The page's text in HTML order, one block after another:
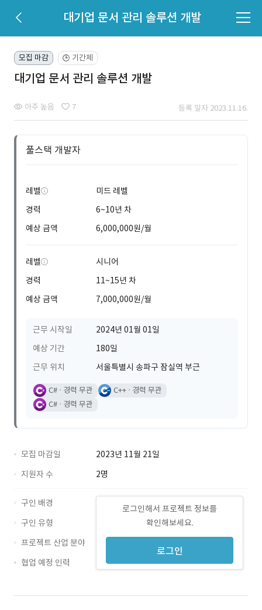
대기업 문서 관리 솔루션 개발
모집 마감 🕒 기간제
대기업 문서 관리 솔루션 개발
아주 높음 7 등록 일자 2023.11.16.
풀스택 개발자
레벨
미드 레벨
경력
6~10년 차
예상 금액
6,000,000원/월
레벨
시니어
경력
11~15년 차
예상 금액
7,000,000원/월
근무 시작일
2024년 01월 01일
예상 기간
180일
근무 위치
서울특별시 송파구 잠실역 부근
C# 경력 무관 C++
경력 무관
C#
경력 무관
모집 마감일
2023년 11월 21일
지원자 수
2명
로그인해서 프로젝트 정보를
확인해보세요.
로그인
구인 배경
구인 유형
프로젝트 산업 분야
협업 예정 인력